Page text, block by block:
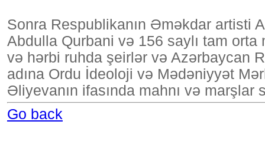
Sonra Respublikanın Əməkdar artisti
Abdulla Qurbani və 156 saylı tam
və hərbi ruhda şeirlər və Azərbaycan
adına Ordu İdeoloji və Mədəniyyət
Əliyevanın ifasında mahnı və marşlar
Go back